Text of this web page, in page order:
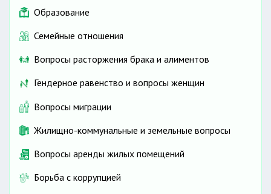
Образование
Семейные отношения
Вопросы расторжения брака и алиментов
Гендерное равенство и вопросы женщин
Вопросы миграции
Жилищно-коммунальные и земельные вопросы
Вопросы аренды жилых помещений
Борьба с коррупцией